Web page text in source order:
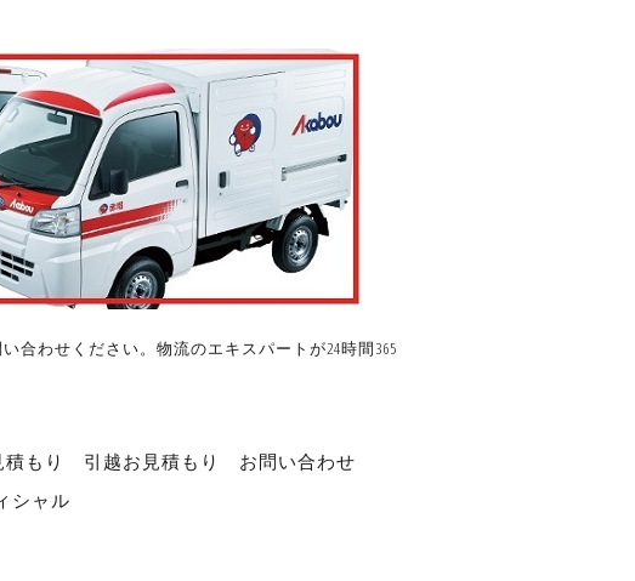
わせください。物流のエキスパートが24時間365
もり 引越お見積もり
お問い合わせ
シャル